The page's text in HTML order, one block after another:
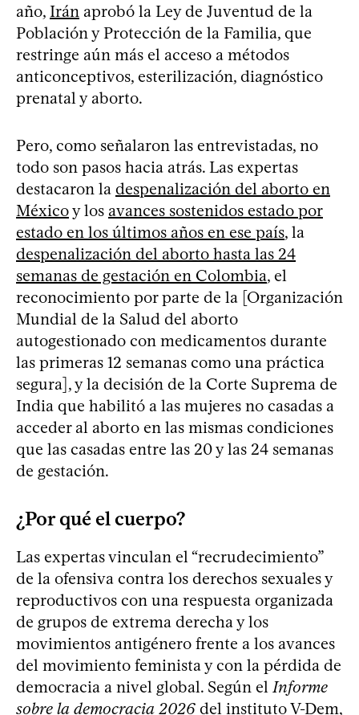
año, Irán aprobó la Ley de Juventud de la
Población y Protección de la Familia, que
restringe aún más el acceso a métodos
anticonceptivos, esterilización, diagnóstico
prenatal y aborto.
Pero, como señalaron las entrevistadas, no
todo son pasos hacia atrás. Las expertas
destacaron la despenalización del aborto en
Méxicoy los avances sostenidos estado por
estado en los últimos años en ese país, la
despenalización del aborto hasta las 24
semanas de gestación en Colombia, el
reconocimiento por parte de la [Organización
Mundial de la Salud del aborto
autogestionado con medicamentos durante
las primeras 12 semanas como una práctica
segura], y la decisión de la Corte Suprema de
India que habilitó a las mujeres no casadas a
acceder al aborto en las mismas condiciones
que las casadas entre las 20 y las 24 semanas
de gestación.
¿Por qué el cuerpo?
Las expertas vinculan el “recrudecimiento”
de la ofensiva contra los derechos sexuales y
reproductivos con una respuesta organizada
de grupos de extrema derecha y los
movimientos antigénero frente a los avances
del movimiento feminista y con la pérdida de
democracia a nivel global. Según el Informe
sobre la democracia 2026 del instituto V-Dem,